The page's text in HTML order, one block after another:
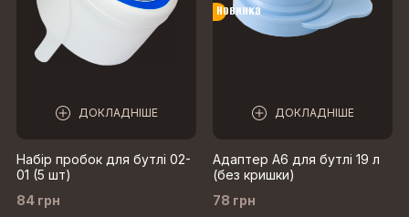
ДОКЛАДНІШЕ
Новинка
ДОКЛАДНІШЕ
Набір пробок для бутлі 02-
01 (5 шт)
Адаптер A6 для бутлі 19 л
(без кришки)
84 грн
78 грн